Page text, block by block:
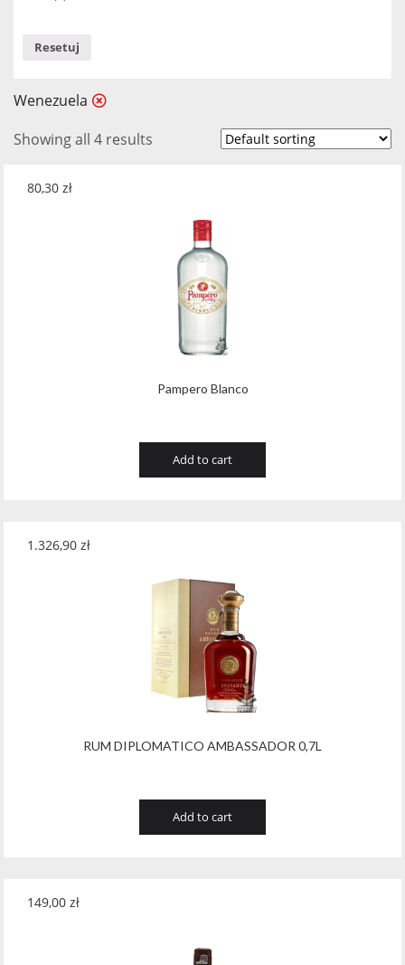
Resetuj
Wenezuela
Showing all 4 results
Pampero Blanco
80,30 zł
Add to cart
RUM DIPLOMATICO AMBASSADOR 0,7L
1.326,90 zł
Add to cart
149,00 zł